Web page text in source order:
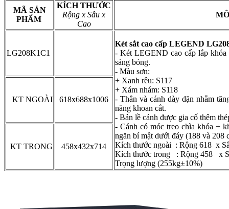
MÃ SẢN
PHẨM
KÍCH THƯỚC
Rộng x Sâu x
Cao
LG208K1C1
Két sắt cao cấp LEGEND
- Két LEGEND cao cấp lắp khóa
sáng bóng.
- Màu sơn:
+ Xanh rêu: S117
+ Xám nhám: S118
- Thân và cánh dày dặn nhằm
năng khoan cắt.
- Bản lề cánh được gia cố thêm
- Cánh có móc treo chìa khóa +
ngăn bí mật dưới đáy (188 và 208
Kích thước ngoài : Rộng 618 x
Kích thước trong : Rộng 458 x
Trọng lượng (255kg±10%)
KT NGOÀI 618x688x1006
KT TRONG 458x432x714